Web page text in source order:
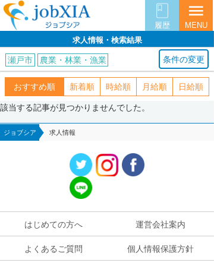
履歴
menu
MENU
求人情報・検索結果
条件の変更
瀬戸市 農業・林業・漁業
おすすめ順 新着順 時給順 月給順 日給順
該当する記事が見つかりませんでした。
ジョブシア 求人情報
はじめての方へ 運営会社案内
よくあるご質問 個人情報保護方針